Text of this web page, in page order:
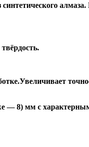
— 8) мм с